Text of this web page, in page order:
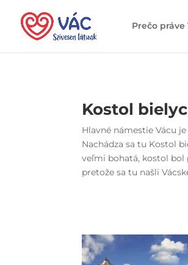
Prečo práve
Kostol
Hlavné námestie Vácu
Nachádza sa tu Kostol
veľmi bohatá, kostol bol
pretože sa tu našli